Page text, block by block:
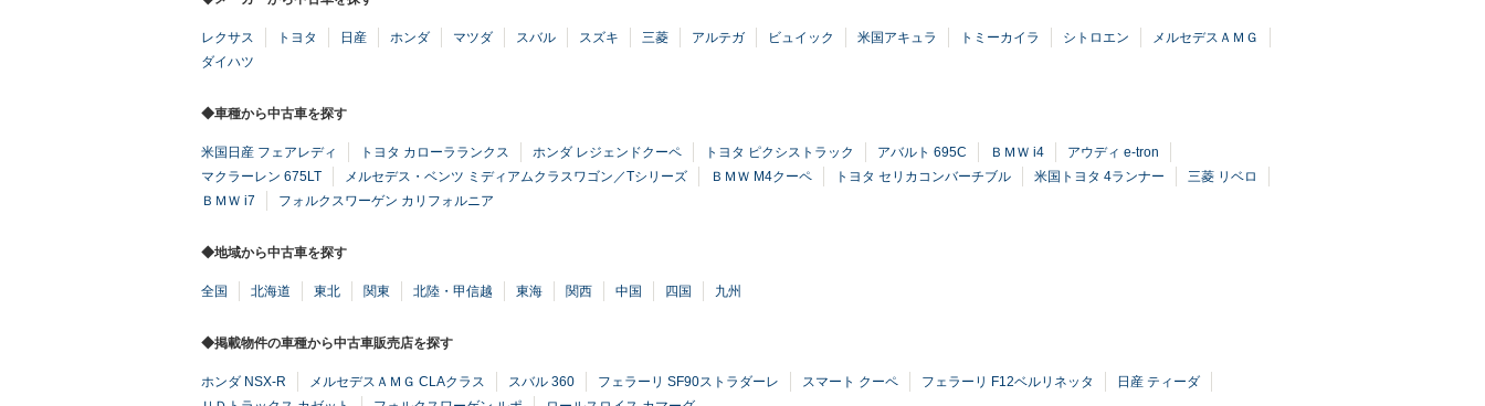
レクサス トヨタ 日産 ホンダ マツダ スバル スズキ 三菱 アルテガ ビュイック 米国アキュラ トミーカイラ シトロエン
メルセデスＡＭＧ
ダイハツ
◆車種から中古車を探す
米国日産 フェアレディ トヨタ カローラランクス ホンダ レジェンドクーペ トヨタ ピクシストラック アバルト 695C ＢＭＷ i4
アウディ e-tron
マクラーレン 675LT
メルセデス・ベンツ ミディアムクラスワゴン／Tシリーズ ＢＭＷ M4クーペ トヨタ セリカコンバーチブル 米国トヨタ 4ランナー
三菱 リベロ
ＢＭＷ i7
フォルクスワーゲン カリフォルニア
◆地域から中古車を探す
全国 北海道 東北 関東 北陸・甲信越 東海 関西 中国 四国 九州
◆掲載物件の車種から中古車販売店を探す
ホンダ NSX-R メルセデスＡＭＧ CLAクラス スバル 360 フェラーリ SF90ストラダーレ スマート クーペ フェラーリ F12ベルリネッタ
日産 ティーダ